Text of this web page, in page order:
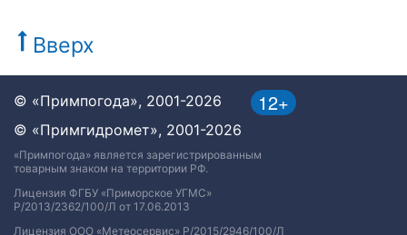
Вверх
12+
© «Примпогода», 2001-2026
© «Примгидромет», 2001-2026
«Примпогода» является зарегистрированным
товарным знаком на территории РФ.
Лицензия ФГБУ «Приморское УГМС»
Р/2013/2362/100/Л от 17.06.2013
Лицензия ООО «Метеосервис» Р/2015/2946/100/Л